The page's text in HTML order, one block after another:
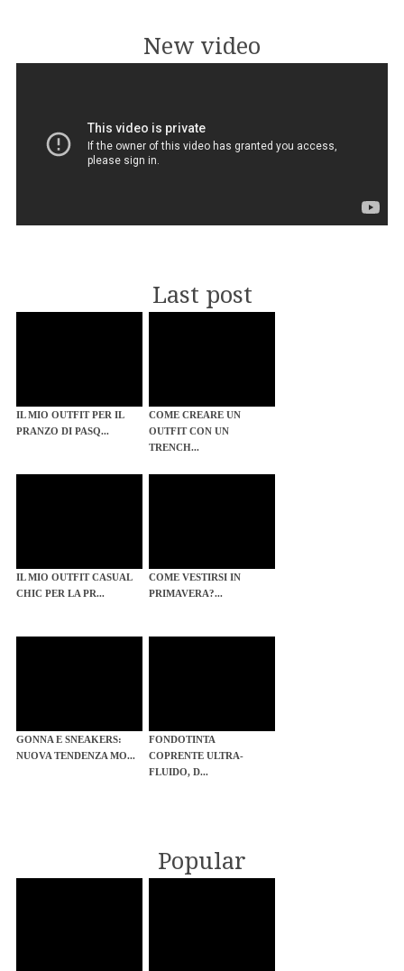
New video
Last post
IL MIO OUTFIT PER IL
PRANZO DI PASQ...
COME CREARE UN
OUTFIT CON UN
TRENCH...
IL MIO OUTFIT CASUAL
CHIC PER LA PR...
COME VESTIRSI IN
PRIMAVERA?...
GONNA E SNEAKERS:
NUOVA TENDENZA MO...
FONDOTINTA
COPRENTE ULTRA-
FLUIDO, D...
Popular